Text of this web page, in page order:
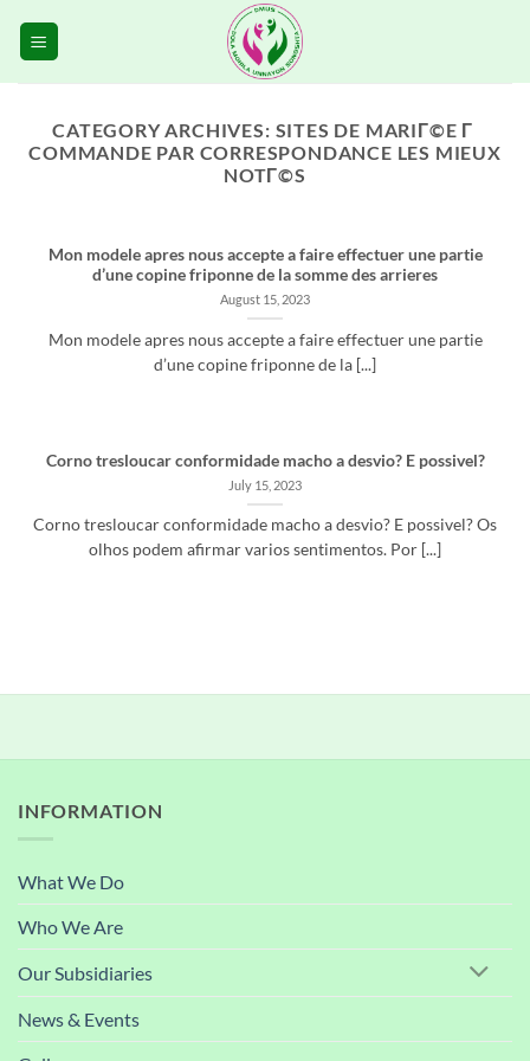
CATEGORY ARCHIVES: SITES DE MARIГ©E Г
COMMANDE PAR CORRESPONDANCE LES MIEUX
NOTГ©S
Mon modele apres nous accepte a faire effectuer une partie
d’une copine friponne de la somme des arrieres
August 15, 2023
Mon modele apres nous accepte a faire effectuer une partie
d’une copine friponne de la [...]
Corno tresloucar conformidade macho a desvio? E possivel?
July 15, 2023
Corno tresloucar conformidade macho a desvio? E possivel? Os
olhos podem afirmar varios sentimentos. Por [...]
INFORMATION
What We Do
Who We Are
Our Subsidiaries
News & Events